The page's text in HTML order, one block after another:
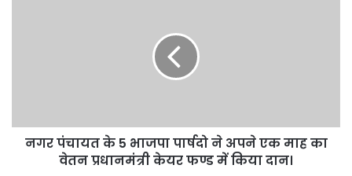
एक
नगर पंचायत के 5 भाजपा पार्षदो ने अपने एक माह का
वेतन प्रधानमंत्री केयर फण्ड में किया दान।